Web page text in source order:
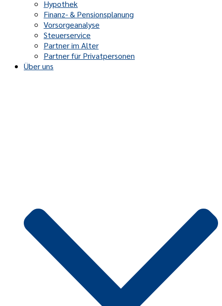
Hypothek
Finanz- & Pensionsplanung
Vorsorgeanalyse
Steuerservice
Partner im Alter
Partner für Privatpersonen
Über uns